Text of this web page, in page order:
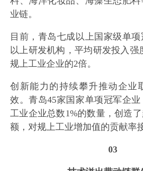
业链。
目前，青岛七成以上国家级单
以上研发机构，平均研发投入强
规上工业企业的2倍。
创新能力的持续攀升推动企业
效。青岛45家国家单项冠军企
工业企业总数1%的数量，创造
额，对规上工业增加值的贡献率
03